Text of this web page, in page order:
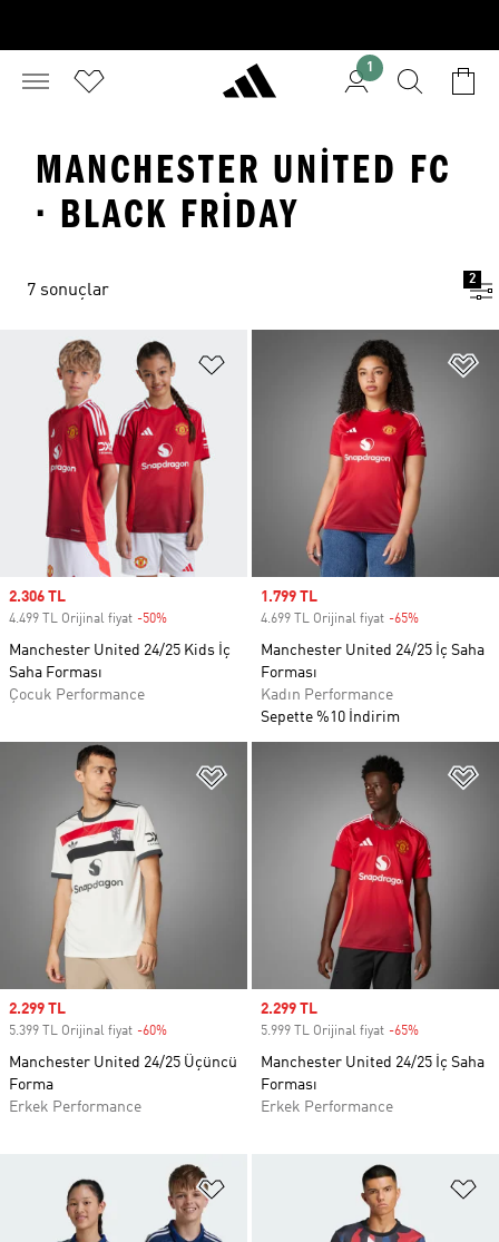
1
MANCHESTER UNITED FC
· BLACK FRIDAY
7 sonuçlar
2
Favori Listesine Ekle
Sale price
2.306 TL
4.499 TL Orijinal fiyat -50%
Manchester United 24/25 Kids İç
Saha Forması
Çocuk Performance
Sale price
1.799 TL
4.699 TL Orijinal fiyat -65%
Manchester United 24/25 İç Saha
Forması
Kadın Performance
Sepette %10 İndirim
Favori Listesine Ekle
Sale price
2.299 TL
5.399 TL Orijinal fiyat -60%
Manchester United 24/25 Üçüncü
Forma
Erkek Performance
Sale price
2.299 TL
5.999 TL Orijinal fiyat -65%
Manchester United 24/25 İç Saha
Forması
Erkek Performance
Favori Listesine Ekle